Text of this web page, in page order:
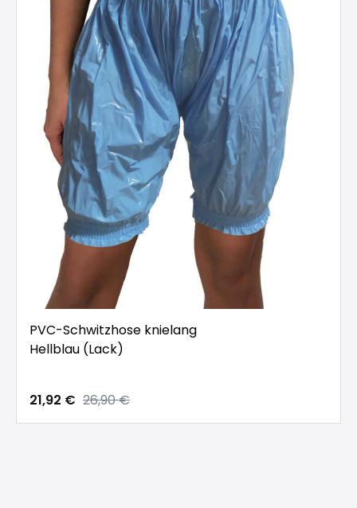
PVC-Schwitzhose knielang
Hellblau (Lack)
21,92 € 26,90 €